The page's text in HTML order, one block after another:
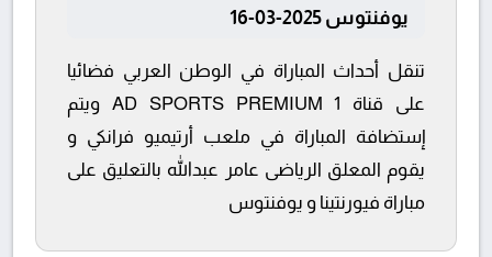
يوفنتوس 2025-03-16
تنقل أحداث المباراة في الوطن العربي فضائيا
على قناة AD SPORTS PREMIUM 1 ويتم
إستضافة المباراة في ملعب أرتيميو فرانكي و
يقوم المعلق الرياضى عامر عبدالله بالتعليق على
مباراة فيورنتينا و يوفنتوس